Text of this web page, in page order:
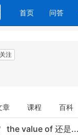
首页(current)
问答
关注
章 课程 百科
the value of 还是